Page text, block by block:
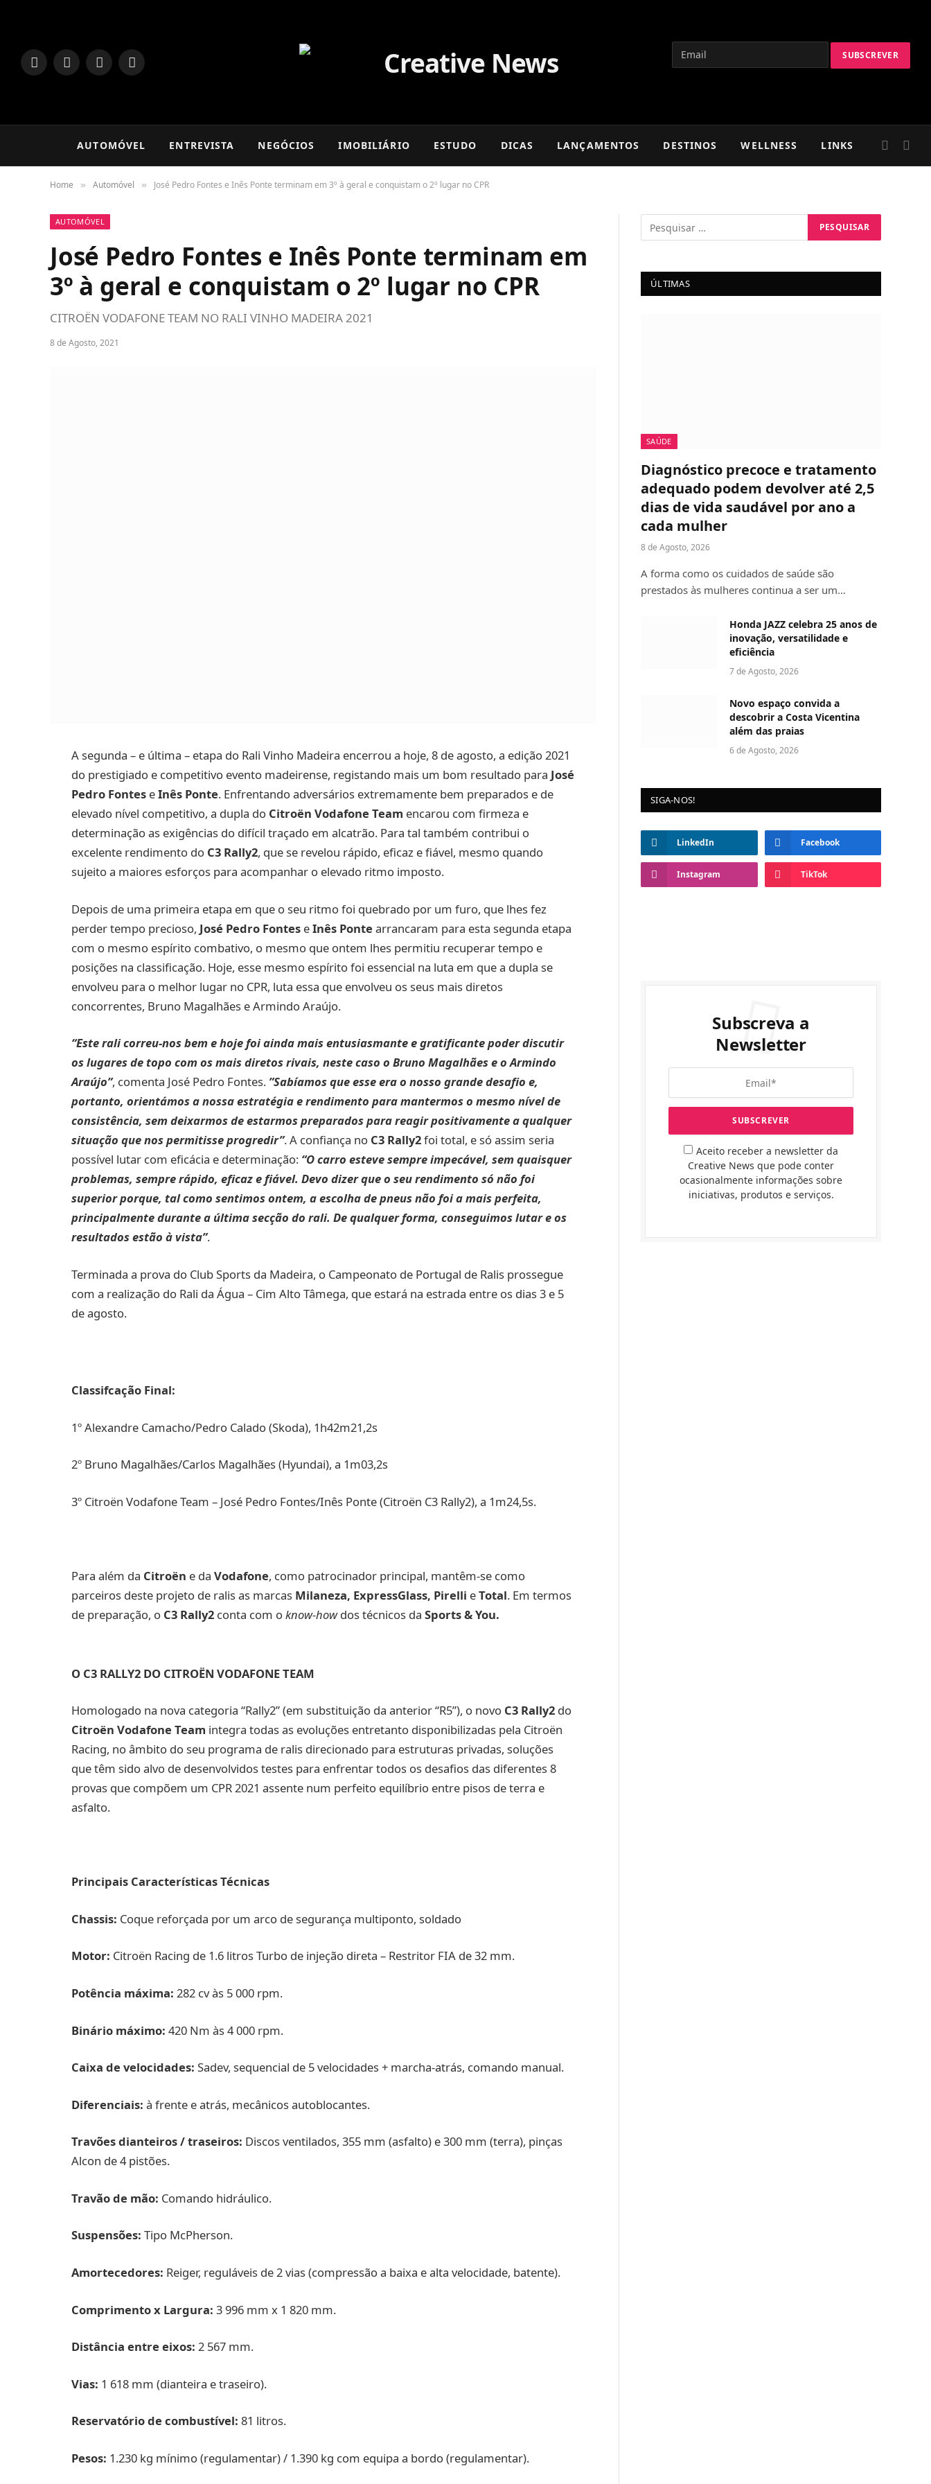
LinkedInFacebookInstagram
TikTok
AUTOMÓVEL ENTREVISTA NEGÓCIOS IMOBILIÁRIO ESTUDO DICAS LANÇAMENTOS DESTINOS WELLNESS LINKS
Home » Automóvel » José Pedro Fontes e Inês Ponte terminam em 3º à geral e conquistam o 2º lugar no CPR
AUTOMÓVEL
José Pedro Fontes e Inês Ponte terminam em
3º à geral e conquistam o 2º lugar no CPR
CITROËN VODAFONE TEAM NO RALI VINHO MADEIRA 2021
8 de Agosto, 2021
A segunda – e última – etapa do Rali Vinho Madeira encerrou a hoje, 8 de agosto, a edição 2021
do prestigiado e competitivo evento madeirense, registando mais um bom resultado para José
Pedro Fontes eInês Ponte. Enfrentando adversários extremamente bem preparados e de
elevado nível competitivo, a dupla do Citroën Vodafone Team encarou com firmeza e
determinação as exigências do difícil traçado em alcatrão. Para tal também contribui o
excelente rendimento do C3 Rally2, que se revelou rápido, eficaz e fiável, mesmo quando
sujeito a maiores esforços para acompanhar o elevado ritmo imposto.
Depois de uma primeira etapa em que o seu ritmo foi quebrado por um furo, que lhes fez
perder tempo precioso, José Pedro Fontes eInês Ponte arrancaram para esta segunda etapa
com o mesmo espírito combativo, o mesmo que ontem lhes permitiu recuperar tempo e
posições na classificação. Hoje, esse mesmo espírito foi essencial na luta em que a dupla se
envolveu para o melhor lugar no CPR, luta essa que envolveu os seus mais diretos
concorrentes, Bruno Magalhães e Armindo Araújo.
“Este rali correu-nos bem e hoje foi ainda mais entusiasmante e gratificante poder discutir
os lugares de topo com os mais diretos rivais, neste caso o Bruno Magalhães e o Armindo
Araújo”, comenta José Pedro Fontes. ”Sabíamos que esse era o nosso grande desafio e,
portanto, orientámos a nossa estratégia e rendimento para mantermos o mesmo nível de
consistência, sem deixarmos de estarmos preparados para reagir positivamente a qualquer
situação que nos permitisse progredir”. A confiança no C3 Rally2foi total, e só assim seria
possível lutar com eficácia e determinação: “O carro esteve sempre impecável, sem quaisquer
problemas, sempre rápido, eficaz e fiável. Devo dizer que o seu rendimento só não foi
superior porque, tal como sentimos ontem, a escolha de pneus não foi a mais perfeita,
principalmente durante a última secção do rali. De qualquer forma, conseguimos lutar e os
resultados estão à vista”.
Terminada a prova do Club Sports da Madeira, o Campeonato de Portugal de Ralis prossegue
com a realização do Rali da Água – Cim Alto Tâmega, que estará na estrada entre os dias 3 e 5
de agosto.
Classifcação Final:
1º Alexandre Camacho/Pedro Calado (Skoda), 1h42m21,2s
2º Bruno Magalhães/Carlos Magalhães (Hyundai), a 1m03,2s
3º Citroën Vodafone Team – José Pedro Fontes/Inês Ponte (Citroën C3 Rally2), a 1m24,5s.
Para além da Citroën e da Vodafone, como patrocinador principal, mantêm-se como
parceiros deste projeto de ralis as marcas Milaneza, ExpressGlass, Pirelli eTotal. Em termos
de preparação, o C3 Rally2 conta com oknow-howdos técnicos da Sports & You.
O C3 RALLY2 DO CITROËN VODAFONE TEAM
Homologado na nova categoria “Rally2” (em substituição da anterior “R5”), o novo C3 Rally2 do
Citroën Vodafone Team integra todas as evoluções entretanto disponibilizadas pela Citroën
Racing, no âmbito do seu programa de ralis direcionado para estruturas privadas, soluções
que têm sido alvo de desenvolvidos testes para enfrentar todos os desafios das diferentes 8
provas que compõem um CPR 2021 assente num perfeito equilíbrio entre pisos de terra e
asfalto.
Principais Características Técnicas
Chassis: Coque reforçada por um arco de segurança multiponto, soldado
Motor: Citroën Racing de 1.6 litros Turbo de injeção direta – Restritor FIA de 32 mm.
Potência máxima: 282 cv às 5 000 rpm.
Binário máximo: 420 Nm às 4 000 rpm.
Caixa de velocidades: Sadev, sequencial de 5 velocidades + marcha-atrás, comando manual.
Diferenciais: à frente e atrás, mecânicos autoblocantes.
Travões dianteiros / traseiros: Discos ventilados, 355 mm (asfalto) e 300 mm (terra), pinças
Alcon de 4 pistões.
Travão de mão: Comando hidráulico.
Suspensões: Tipo McPherson.
Amortecedores: Reiger, reguláveis de 2 vias (compressão a baixa e alta velocidade, batente).
Comprimento x Largura: 3 996 mm x 1 820 mm.
Distância entre eixos: 2 567 mm.
Vias: 1 618 mm (dianteira e traseiro).
Reservatório de combustível: 81 litros.
Pesos: 1.230 kg mínimo (regulamentar) / 1.390 kg com equipa a bordo (regulamentar).
ÚLTIMAS
SAÚDE
Diagnóstico precoce e tratamento
adequado podem devolver até 2,5
dias de vida saudável por ano a
cada mulher
8 de Agosto, 2026
A forma como os cuidados de saúde são
prestados às mulheres continua a ser um…
Honda JAZZ celebra 25 anos de
inovação, versatilidade e
eficiência
7 de Agosto, 2026
Novo espaço convida a
descobrir a Costa Vicentina
além das praias
6 de Agosto, 2026
SIGA-NOS!
LinkedIn Facebook
Instagram TikTok
Subscreva a
Newsletter
Aceito receber a newsletter da
Creative News que pode conter
ocasionalmente informações sobre
iniciativas, produtos e serviços.